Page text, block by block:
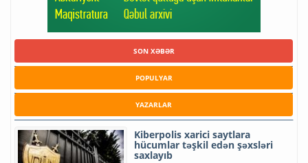
SON XƏBƏR
POPULYAR
YAZARLAR
Kiberpolis xarici saytlara
hücumlar təşkil edən şəxsləri
saxlayıb